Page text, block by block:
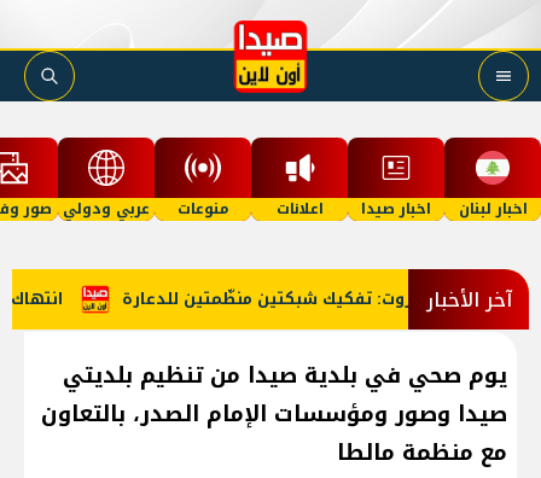
اخبار لبنان اخبار صيدا اعلانات منوعات عربي ودولي صور
آخر الأخبار انتهاك جديد لاتفاق المنطقة
يوم صحي في بلدية صيدا من تنظيم بلديتي
صيدا وصور ومؤسسات الإمام الصدر، بالتعاون
مع منظمة مالطا